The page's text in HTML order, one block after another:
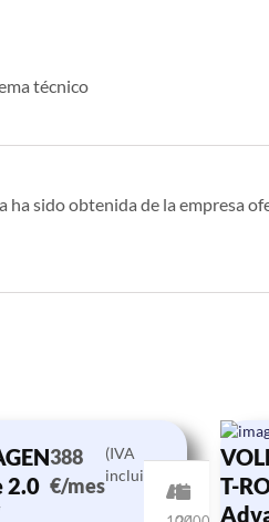
técnico
ha sido obtenida de la empresa
2.0
388
€/mes
(IVA
incluido)
T-